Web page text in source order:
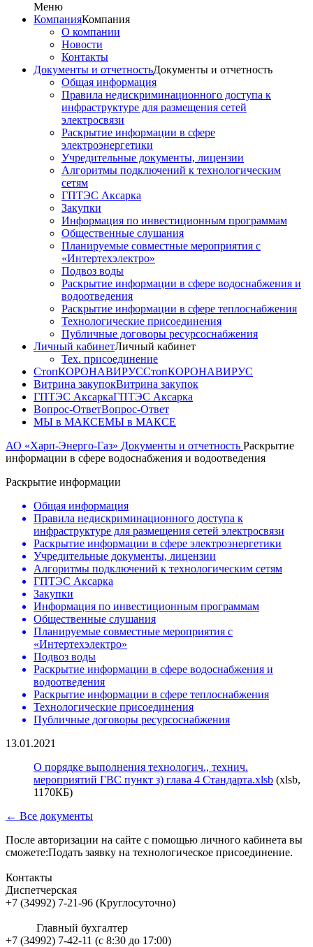
Меню
КомпанияКомпания
О компании
Новости
Контакты
Документы и отчетностьДокументы и отчетность
Общая информация
Правила недискриминационного доступа к
инфраструктуре для размещения сетей
электросвязи
Раскрытие информации в сфере
электроэнергетики
Учредительные документы, лицензии
Алгоритмы подключений к технологическим
сетям
ГПТЭС Аксарка
Закупки
Информация по инвестиционным программам
Общественные слушания
Планируемые совместные мероприятия с
«Интертехэлектро»
Подвоз воды
Раскрытие информации в сфере водоснабжения и
водоотведения
Раскрытие информации в сфере теплоснабжения
Технологические присоединения
Публичные договоры ресурсоснабжения
Личный кабинетЛичный кабинет
Тех. присоединение
СтопКОРОНАВИРУССтопКОРОНАВИРУС
Витрина закупокВитрина закупок
ГПТЭС АксаркаГПТЭС Аксарка
Вопрос-ОтветВопрос-Ответ
МЫ в МАКСЕМЫ в МАКСЕ
АО «Харп-Энерго-Газ» Документы и отчетность Раскрытие
информации в сфере водоснабжения и водоотведения
Раскрытие информации
Общая информация
Правила недискриминационного доступа к
инфраструктуре для размещения сетей электросвязи
Раскрытие информации в сфере электроэнергетики
Учредительные документы, лицензии
Алгоритмы подключений к технологическим сетям
ГПТЭС Аксарка
Закупки
Информация по инвестиционным программам
Общественные слушания
Планируемые совместные мероприятия с
«Интертехэлектро»
Подвоз воды
Раскрытие информации в сфере водоснабжения и
водоотведения
Раскрытие информации в сфере теплоснабжения
Технологические присоединения
Публичные договоры ресурсоснабжения
13.01.2021
О порядке выполнения технологич., технич.
мероприятий ГВС пункт з) глава 4 Стандарта.xlsb (xlsb,
1170КБ)
← Все документы
После авторизации на сайте с помощью личного кабинета вы
сможете:Подать заявку на технологическое присоединение.
Контакты
Диспетчерская
+7 (34992) 7-21-96 (Круглосуточно)
Главный бухгалтер
+7 (34992) 7-42-11 (с 8:30 до 17:00)